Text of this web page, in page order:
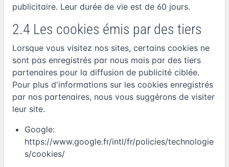
publicitaire. Leur durée de vie est de 60 jours.
2.4 Les cookies émis par des tiers
Lorsque vous visitez nos sites, certains cookies ne
sont pas enregistrés par nous mais par des tiers
partenaires pour la diffusion de publicité ciblée.
Pour plus d'informations sur les cookies enregistrés
par nos partenaires, nous vous suggérons de visiter
leur site.
Google:
https://www.google.fr/intl/fr/policies/technologie
s/cookies/